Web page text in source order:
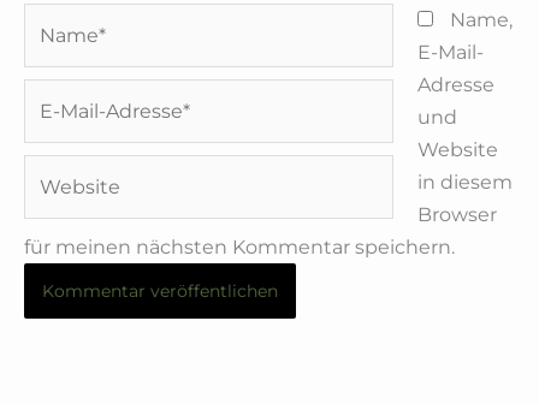
Adresse*
Name,
E-Mail-
Adresse
und
Website
in diesem
Browser
für meinen nächsten Kommentar speichern.